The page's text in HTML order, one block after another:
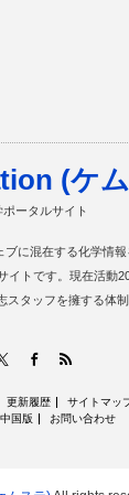
(ケ
ポータルサイト
に混在する化学情報
イトです。現在活動
タッフを擁する体制
Facebook
更新履歴 サイトマッ
中国版 お問い合わせ